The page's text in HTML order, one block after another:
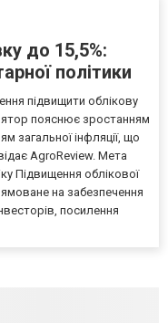
до 15,5%:
політики
підвищити облікову
пояснює зростанням
загальної інфляції, що
AgroReview. Мета
Підвищення облікової
на забезпечення
посилення